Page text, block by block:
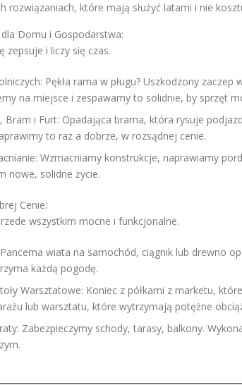
rozwiązaniach, które mają służyć latami i nie
Domu i Gospodarstwa:
zepsuje i liczy się czas.
Pękła rama w pługu? Uszkodzony zaczep
na miejsce i zespawamy to solidnie, by sprzęt
Bram i Furt: Opadająca brama, która rysuje
to raz a dobrze, w rozsądnej cenie.
Wzmacniamy konstrukcje, naprawiamy
nowe, solidne życie.
Cenie:
wszystkim mocne i funkcjonalne.
wiata na samochód, ciągnik lub drewno
każdą pogodę.
Warsztatowe: Koniec z półkami z marketu,
lub warsztatu, które wytrzymają potężne
Zabezpieczymy schody, tarasy, balkony.